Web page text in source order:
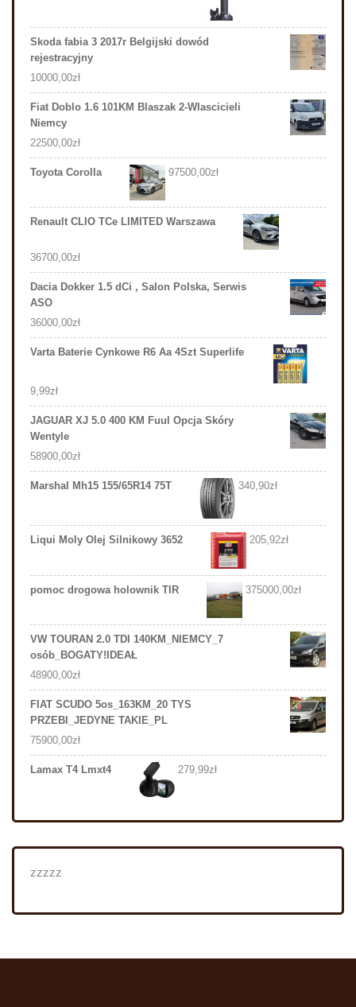
Skoda fabia 3 2017r Belgijski dowód
rejestracyjny
10000,00zł
Fiat Doblo 1.6 101KM Blaszak 2-Wlascicieli
Niemcy
22500,00zł
Toyota Corolla 97500,00zł
Renault CLIO TCe LIMITED Warszawa
36700,00zł
Dacia Dokker 1.5 dCi , Salon Polska, Serwis
ASO
36000,00zł
Varta Baterie Cynkowe R6 Aa 4Szt Superlife
9,99zł
JAGUAR XJ 5.0 400 KM Fuul Opcja Skóry
Wentyle
58900,00zł
Marshal Mh15 155/65R14 75T 340,90zł
Liqui Moly Olej Silnikowy 3652 205,92zł
pomoc drogowa holownik TIR 375000,00zł
VW TOURAN 2.0 TDI 140KM_NIEMCY_7
osób_BOGATY!IDEAŁ
48900,00zł
FIAT SCUDO 5os_163KM_20 TYS
PRZEBI_JEDYNE TAKIE_PL
75900,00zł
Lamax T4 Lmxt4 279,99zł
zzzzz